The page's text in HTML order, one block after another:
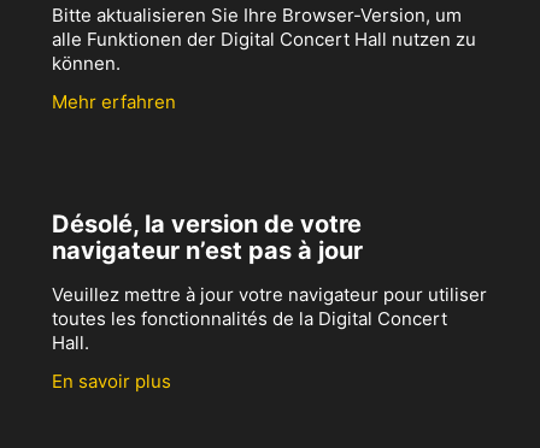
Bitte aktualisieren Sie Ihre Browser-Version, um
alle Funktionen der Digital Concert Hall nutzen zu
können.
Mehr erfahren
Désolé, la version de votre
navigateur n’est pas à jour
Veuillez mettre à jour votre navigateur pour utiliser
toutes les fonctionnalités de la Digital Concert
Hall.
En savoir plus